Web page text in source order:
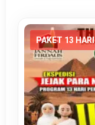
PAKET 13 HARI